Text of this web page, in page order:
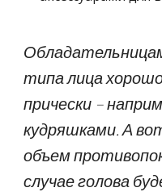
типа лица
прически –
кудряшками. А
объем
случае голова